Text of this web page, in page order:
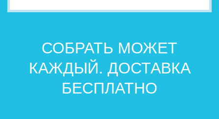
СОБРАТЬ МОЖЕТ
КАЖДЫЙ. ДОСТАВКА
БЕСПЛАТНО